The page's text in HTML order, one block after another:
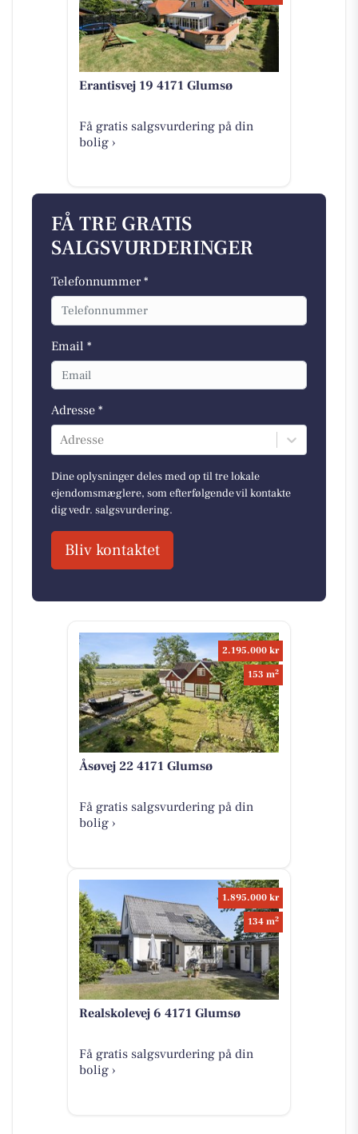
Erantisvej 19 4171 Glumsø
Få gratis salgsvurdering på din
bolig ›
FÅ TRE GRATIS
SALGSVURDERINGER
Telefonnummer *
Email *
Adresse *
Adresse
Dine oplysninger deles med op til tre lokale
ejendomsmæglere, som efterfølgende vil kontakte
dig vedr. salgsvurdering.
Bliv kontaktet
2.195.000 kr
153 m2
Åsøvej 22 4171 Glumsø
Få gratis salgsvurdering på din
bolig ›
1.895.000 kr
134 m2
Realskolevej 6 4171 Glumsø
Få gratis salgsvurdering på din
bolig ›